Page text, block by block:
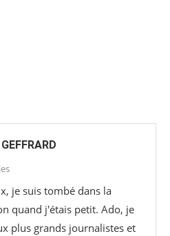
je suis tombé dans la
quand j'étais petit. Ado, je
plus grands journalistes et